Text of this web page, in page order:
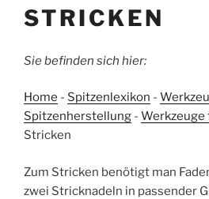
STRICKEN
Sie befinden sich hier:
Home - Spitzenlexikon -
Spitzenherstellung - Werkzeuge
Stricken
Zum Stricken benötigt man
zwei Stricknadeln in passender